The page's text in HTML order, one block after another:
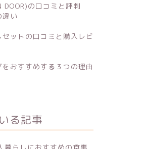
の口コミと評判
い
ットの口コミと購入レビ
おすすめする３つの理由
る記事
暮らしにおすすめの食事